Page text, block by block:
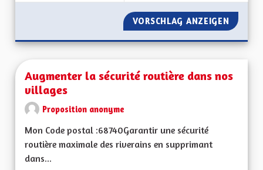
VORSCHLAG ANZEIGEN
Augmenter la sécurité routière dans nos
villages
Proposition anonyme
Mon Code postal :68740Garantir une sécurité
routière maximale des riverains en supprimant
dans...